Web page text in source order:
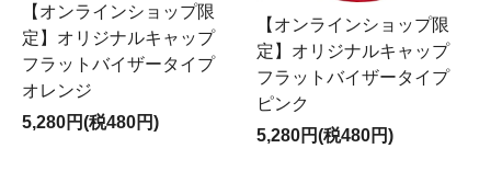
【オンラインショップ限
定】オリジナルキャップ
フラットバイザータイプ
オレンジ
5,280円(税480円)
【オンラインショップ限
定】オリジナルキャップ
フラットバイザータイプ
ピンク
5,280円(税480円)